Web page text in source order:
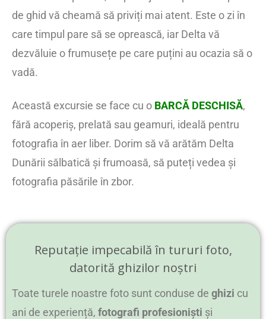
de ghid vă cheamă să priviți mai atent. Este o zi în
care timpul pare să se oprească, iar Delta vă
dezvăluie o frumusețe pe care puțini au ocazia să o
vadă.
Această excursie se face cu o BARCĂ DESCHISĂ,
fără acoperiș, prelată sau geamuri, ideală pentru
fotografia în aer liber. Dorim să vă arătăm Delta
Dunării sălbatică și frumoasă, să puteți vedea și
fotografia păsările în zbor.
Reputație impecabilă în tururi foto,
datorită ghizilor noștri
Toate turele noastre foto sunt conduse de ghizi cu
ani de experiență, fotografi profesioniști și